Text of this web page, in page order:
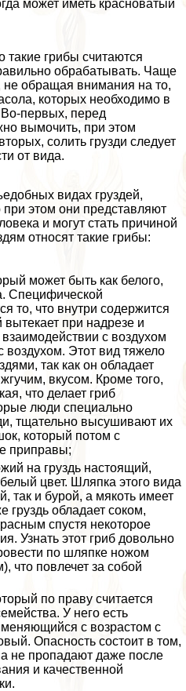
может иметь красноватый
такие грибы считаются
обpaбатывать. Чаще
не обращая внимания на то,
которых необходимо в
Во-первых, перед
вымочить, при этом
солить грузди следует
от вида.
видах груздей,
при этом они представляют
и могут стать причиной
относят такие грибы:
может быть как белого,
Специфической
то, что внутри содержится
при надрезе и
с воздухом
воздухом. Этот вид тяжело
так как он обладает
вкусом. Кроме того,
что делает гриб
люди специально
тщательно высушивают их
который потом с
приправы;
на груздь настоящий,
цвет. Шляпка этого вида
так и бурой, а мякоть имеет
груздь обладает соком,
спустя некоторое
Узнать этот гриб довольно
по шляпке ножом
что повлечет за собой
по праву считается
У него есть
с возрастом с
Опасность состоит в том,
не пропадают даже после
и качественной